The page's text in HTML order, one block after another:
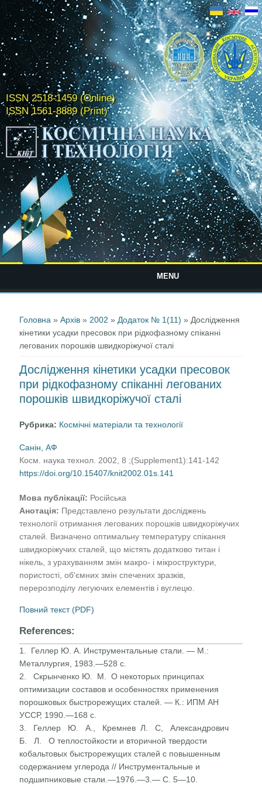
ISSN 2518-1459 (Online)
ISSN 1561-8889 (Print)
MENU
Головна »Архів » 2002 » Додаток № 1(11) » Дослідження
кінетики усадки пресовок при рідкофазному спіканні
легованих порошків швидкоріжучої сталі
Дослідження кінетики усадки пресовок
при рідкофазному спіканні легованих
порошків швидкоріжучої сталі
Рубрика: Космічні матеріали та технології
Санін, АФ
Косм. наука технол. 2002, 8 ;(Supplement1):141-142
https://doi.org/10.15407/knit2002.01s.141
Мова публікації: Російська
Анотація: Представлено результати досліджень
технології отримання легованих порошків швидкоріжучих
сталей. Визначено оптимальну температуру спікання
швидкоріжучих сталей, що містять додатково титан і
нікель, з урахуванням змін макро- і мікроструктури,
пористості, об'ємних змін спечених зразків,
перерозподілу легуючих елементів і вуглецю.
Повний текст (PDF)
References:
1. Геллер Ю. А. Инструментальные стали. — М.:
Металлургия, 1983.—528 с.
2. Скрынченко Ю. М. О некоторых принципах
оптимизации составов и особенностях применения
порошковых быстрорежущих сталей. — К.: ИПМ АН
УССР, 1990.—168 с.
3. Геллер Ю. А., Кремнев Л. С, Александрович
Б. Л. О теплостойкости и вторичной твердости
кобальтовых быстрорежущих сталей с повышенным
содержанием углерода // Инструментальные и
подшипниковые стали.—1976.—3.— С. 5—10.